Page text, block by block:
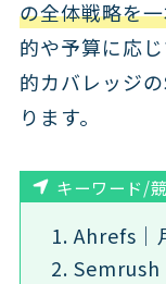
の全体戦略を
的や予算に応
的カバレッジ
ります。
キーワード/
Ahrefs｜
Semrush